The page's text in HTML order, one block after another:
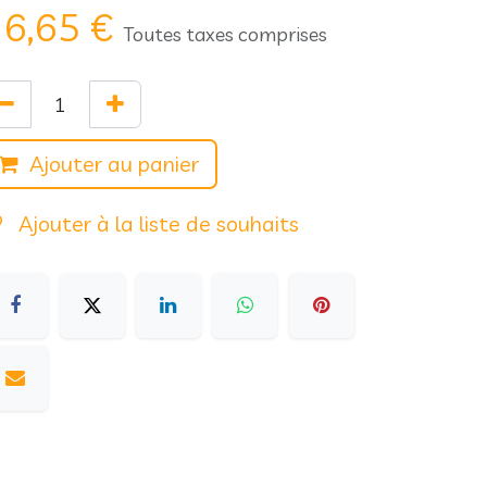
€ Toutes taxes comprises
Ajouter au panier
Ajouter à la liste de souhaits